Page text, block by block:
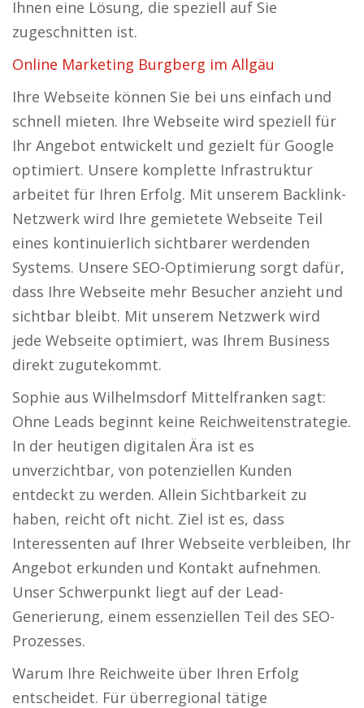
Ihnen eine Lösung, die speziell auf Sie
zugeschnitten ist.
Online Marketing Burgberg im Allgäu
Ihre Webseite können Sie bei uns einfach und
schnell mieten. Ihre Webseite wird speziell für
Ihr Angebot entwickelt und gezielt für Google
optimiert. Unsere komplette Infrastruktur
arbeitet für Ihren Erfolg. Mit unserem Backlink-
Netzwerk wird Ihre gemietete Webseite Teil
eines kontinuierlich sichtbarer werdenden
Systems. Unsere SEO-Optimierung sorgt dafür,
dass Ihre Webseite mehr Besucher anzieht und
sichtbar bleibt. Mit unserem Netzwerk wird
jede Webseite optimiert, was Ihrem Business
direkt zugutekommt.
Sophie aus Wilhelmsdorf Mittelfranken sagt:
Ohne Leads beginnt keine Reichweitenstrategie.
In der heutigen digitalen Ära ist es
unverzichtbar, von potenziellen Kunden
entdeckt zu werden. Allein Sichtbarkeit zu
haben, reicht oft nicht. Ziel ist es, dass
Interessenten auf Ihrer Webseite verbleiben, Ihr
Angebot erkunden und Kontakt aufnehmen.
Unser Schwerpunkt liegt auf der Lead-
Generierung, einem essenziellen Teil des SEO-
Prozesses.
Warum Ihre Reichweite über Ihren Erfolg
entscheidet. Für überregional tätige